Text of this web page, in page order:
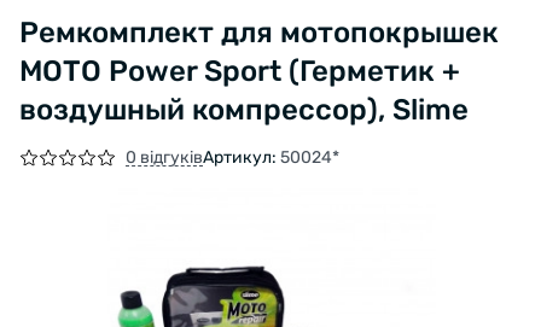
Ремкомплект для мотопокрышек
MOTO Power Sport (Герметик +
воздушный компрессор), Slime
0 відгуківАртикул: 50024*